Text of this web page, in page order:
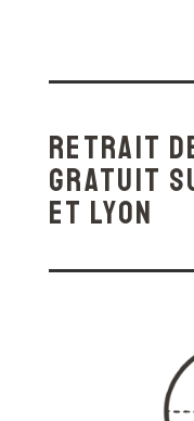
retrait
gratuit
et Lyon